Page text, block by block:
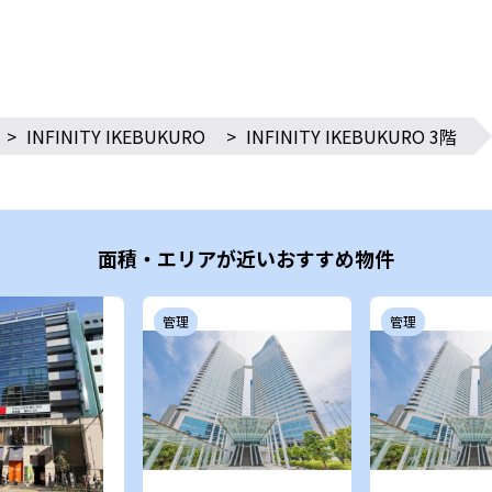
> INFINITY IKEBUKURO > INFINITY IKEBUKURO 3階
面積・エリアが近いおすすめ物件
管理 管理